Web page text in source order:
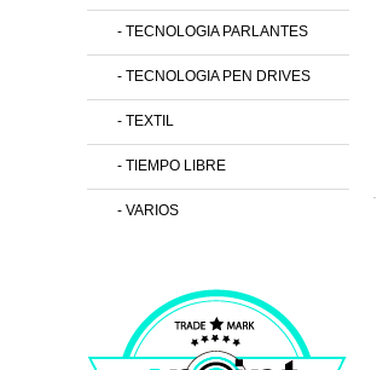
- TECNOLOGIA PARLANTES
- TECNOLOGIA PEN DRIVES
- TEXTIL
- TIEMPO LIBRE
- VARIOS